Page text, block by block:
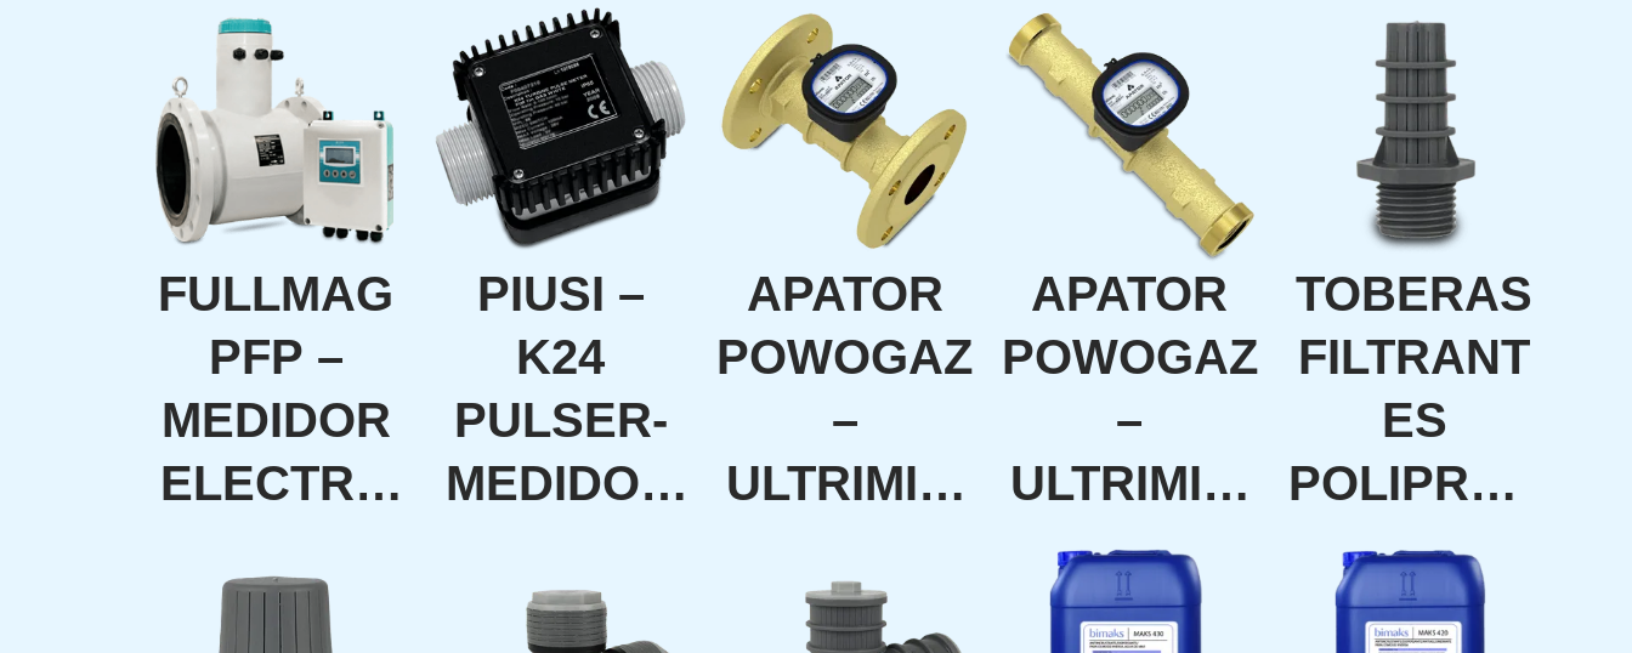
FULLMAG
PFP –
MEDIDOR
ELECTRO
CO PARA
PIUSI –
K24
PULSER-
MEDIDOR
R DE
APATOR
POWOGAZ
–
ULTRIMIS
MEDIDOR
APATOR
POWOGAZ
–
ULTRIMIS
DN25-
DN40–
TOBERAS
FILTRANT
ES
POLIPROP
ILENO
TIPO VL